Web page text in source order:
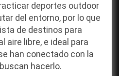
deportes outdoor
del entorno, por lo que
de destinos para
aire libre, e ideal para
han conectado con la
hacerlo.